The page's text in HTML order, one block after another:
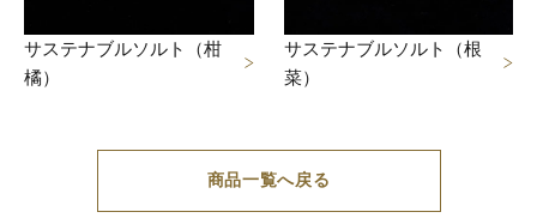
サステナブルソルト（柑
橘）
サステナブルソルト（根
菜）
商品一覧へ戻る